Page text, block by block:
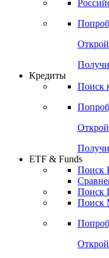
Кредиты
Поиск
ETF & Funds
Поиск
Поиск